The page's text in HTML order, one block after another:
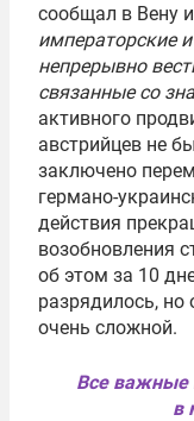
сообщал в Вену
императорские
непрерывно
связанные со
активного
австрийцев не
заключено
германо-
действия
возобновления
об этом за 10
разрядилось, но
очень сложной.
Все важные
в